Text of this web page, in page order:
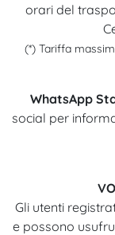
orari del
(*) Tariffa
WhatsApp
social per
Gli utenti
e possono